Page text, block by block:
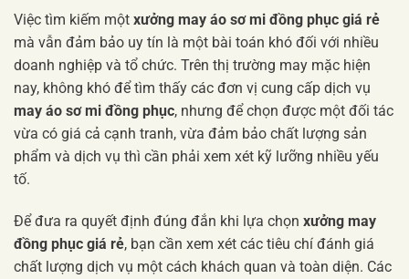
Việc tìm kiếm một xưởng may áo sơ mi đồng phục giá rẻ
mà vẫn đảm bảo uy tín là một bài toán khó đối với nhiều
doanh nghiệp và tổ chức. Trên thị trường may mặc hiện
nay, không khó để tìm thấy các đơn vị cung cấp dịch vụ
may áo sơ mi đồng phục, nhưng để chọn được một đối tác
vừa có giá cả cạnh tranh, vừa đảm bảo chất lượng sản
phẩm và dịch vụ thì cần phải xem xét kỹ lưỡng nhiều yếu
tố.
Để đưa ra quyết định đúng đắn khi lựa chọn xưởng may
đồng phục giá rẻ, bạn cần xem xét các tiêu chí đánh giá
chất lượng dịch vụ một cách khách quan và toàn diện. Các